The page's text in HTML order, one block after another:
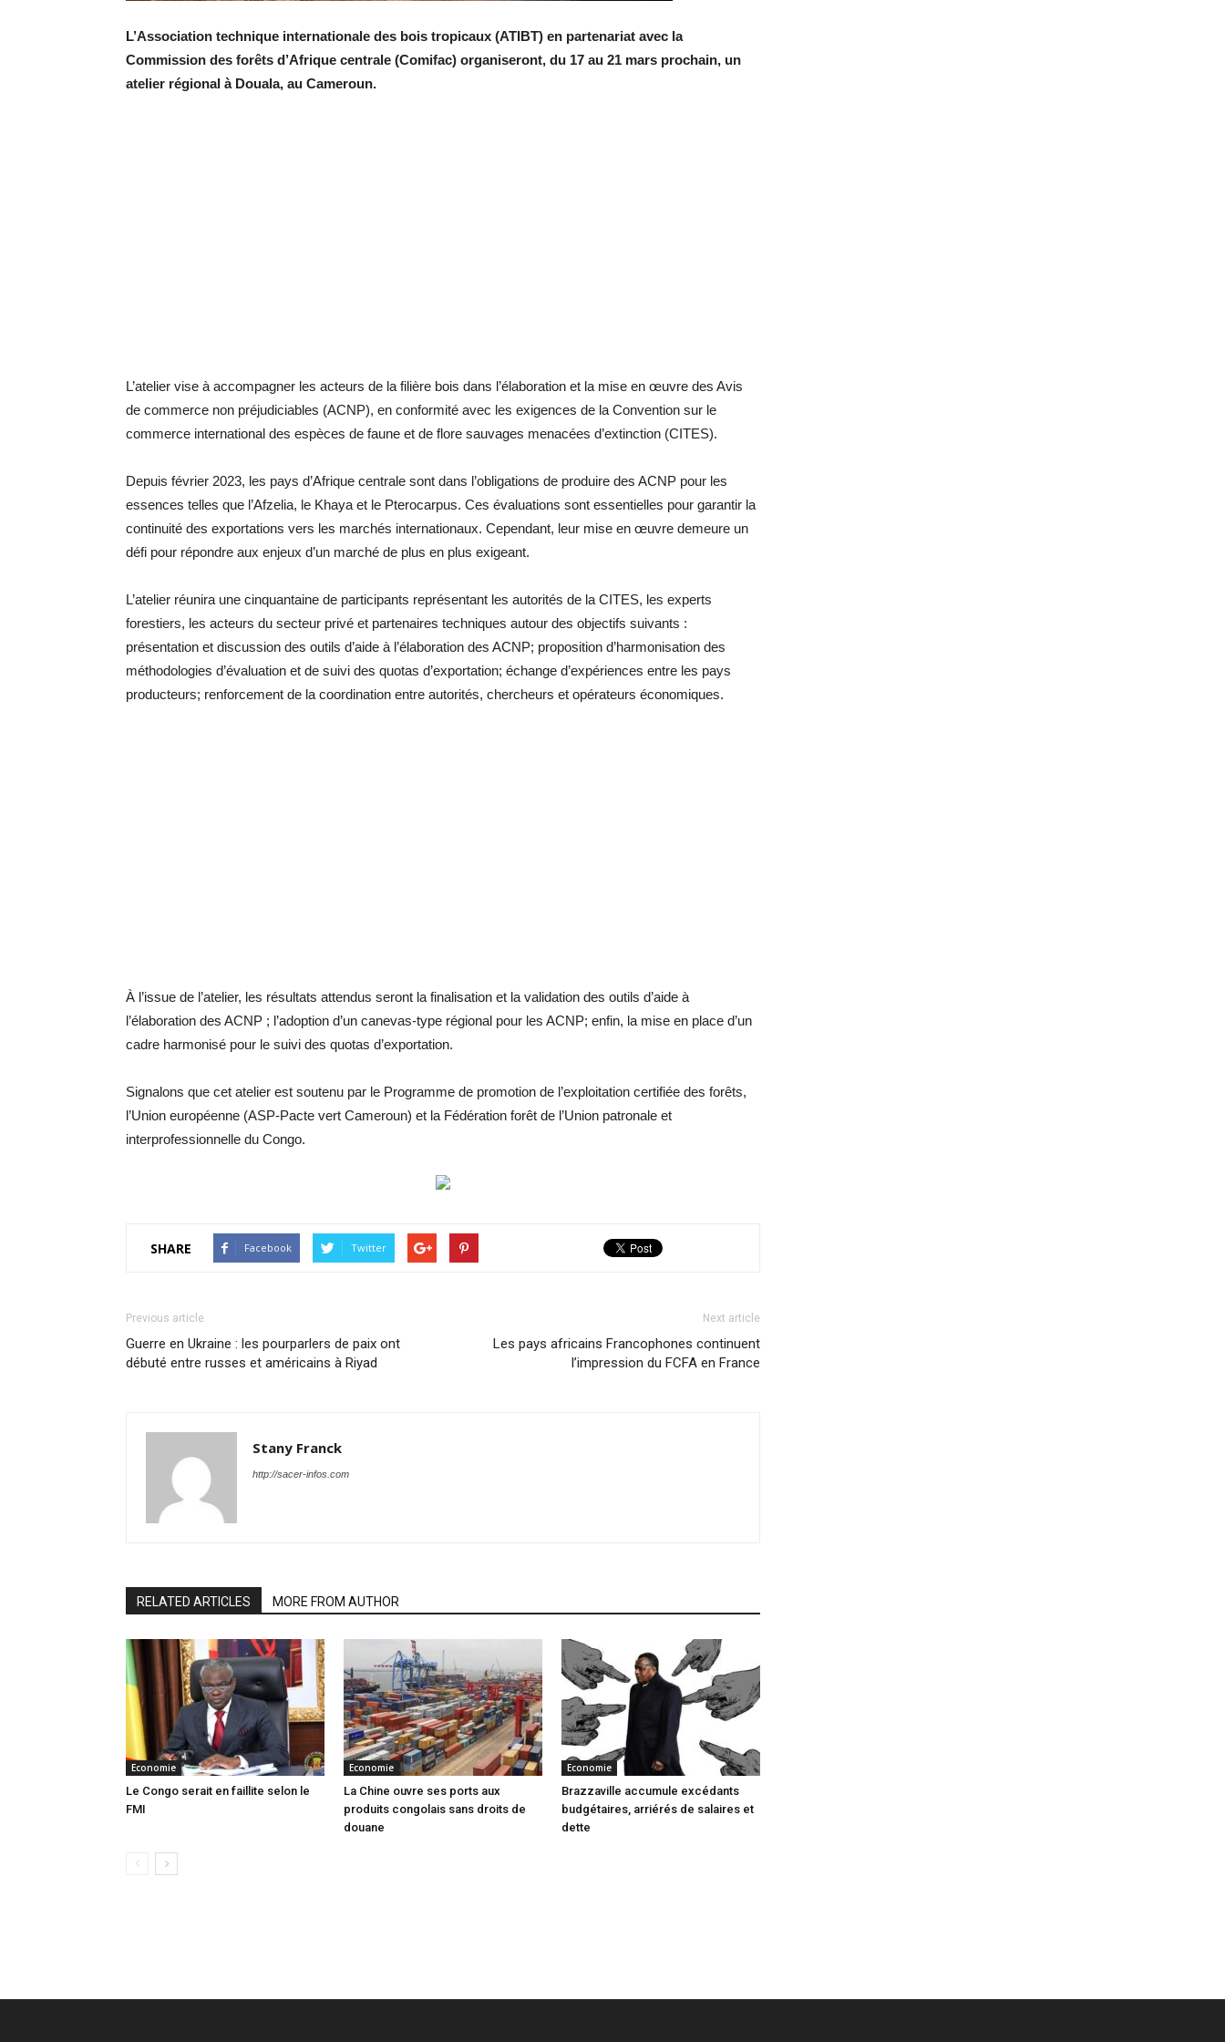
L’Association technique internationale des bois tropicaux (ATIBT) en partenariat avec la
Commission des forêts d’Afrique centrale (Comifac) organiseront, du 17 au 21 mars prochain, un
atelier régional à Douala, au Cameroun.
L’atelier vise à accompagner les acteurs de la filière bois dans l’élaboration et la mise en œuvre des Avis
de commerce non préjudiciables (ACNP), en conformité avec les exigences de la Convention sur le
commerce international des espèces de faune et de flore sauvages menacées d’extinction (CITES).
Depuis février 2023, les pays d’Afrique centrale sont dans l’obligations de produire des ACNP pour les
essences telles que l’Afzelia, le Khaya et le Pterocarpus. Ces évaluations sont essentielles pour garantir la
continuité des exportations vers les marchés internationaux. Cependant, leur mise en œuvre demeure un
défi pour répondre aux enjeux d’un marché de plus en plus exigeant.
L’atelier réunira une cinquantaine de participants représentant les autorités de la CITES, les experts
forestiers, les acteurs du secteur privé et partenaires techniques autour des objectifs suivants :
présentation et discussion des outils d’aide à l’élaboration des ACNP; proposition d’harmonisation des
méthodologies d’évaluation et de suivi des quotas d’exportation; échange d’expériences entre les pays
producteurs; renforcement de la coordination entre autorités, chercheurs et opérateurs économiques.
À l’issue de l’atelier, les résultats attendus seront la finalisation et la validation des outils d’aide à
l’élaboration des ACNP ; l’adoption d’un canevas-type régional pour les ACNP; enfin, la mise en place d’un
cadre harmonisé pour le suivi des quotas d’exportation.
Signalons que cet atelier est soutenu par le Programme de promotion de l’exploitation certifiée des forêts,
l’Union européenne (ASP-Pacte vert Cameroun) et la Fédération forêt de l’Union patronale et
interprofessionnelle du Congo.
SHARE Facebook Twitter
Previous article
Guerre en Ukraine : les pourparlers de paix ont
débuté entre russes et américains à Riyad
Next article
Les pays africains Francophones continuent
l’impression du FCFA en France
Stany Franck
http://sacer-infos.com
RELATED ARTICLES MORE FROM AUTHOR
Economie
Le Congo serait en faillite selon le
FMI
Economie
La Chine ouvre ses ports aux
produits congolais sans droits de
douane
Economie
Brazzaville accumule excédants
budgétaires, arriérés de salaires et
dette